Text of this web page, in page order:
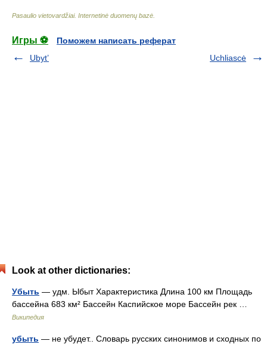
Pasaulio vietovardžiai. Internetinė duomenų bazė
Игры ⚽
Поможем написать реферат
Ubyt’
Uchliascė
Look at other dictionaries:
Убыть — удм. Ыбыт Характеристика Длина 100 км Площадь
бассейна 683 км² Бассейн Каспийское море Бассейн рек …
Википедия
убыть — не убудет.. Словарь русских синонимов и сходных по